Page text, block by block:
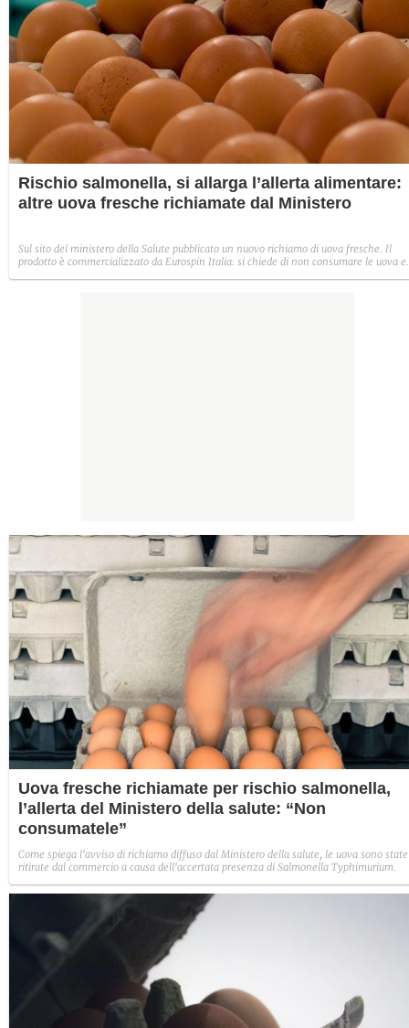
Rischio salmonella, si allarga l’allerta alimentare:
altre uova fresche richiamate dal Ministero
Sul sito del ministero della Salute pubblicato un nuovo richiamo di uova fresche. Il
prodotto è commercializzato da Eurospin Italia: si chiede di non consumare le uova e
Uova fresche richiamate per rischio salmonella,
l’allerta del Ministero della salute: “Non
consumatele”
Come spiega l'avviso di richiamo diffuso dal Ministero della salute, le uova sono state
ritirate dal commercio a causa dell'accertata presenza di Salmonella Typhimurium.